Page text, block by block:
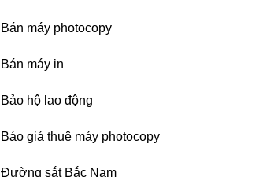
Bán máy photocopy
Bán máy in
Bảo hộ lao động
Báo giá thuê máy photocopy
Đường sắt Bắc Nam